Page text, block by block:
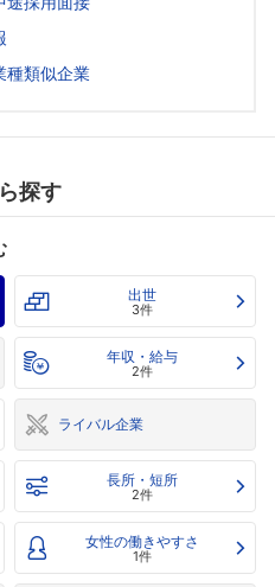
種類似企業
探す
出世
3件
年収・給与
2件
ライバル企業
長所・短所
2件
女性の働きやすさ
1件